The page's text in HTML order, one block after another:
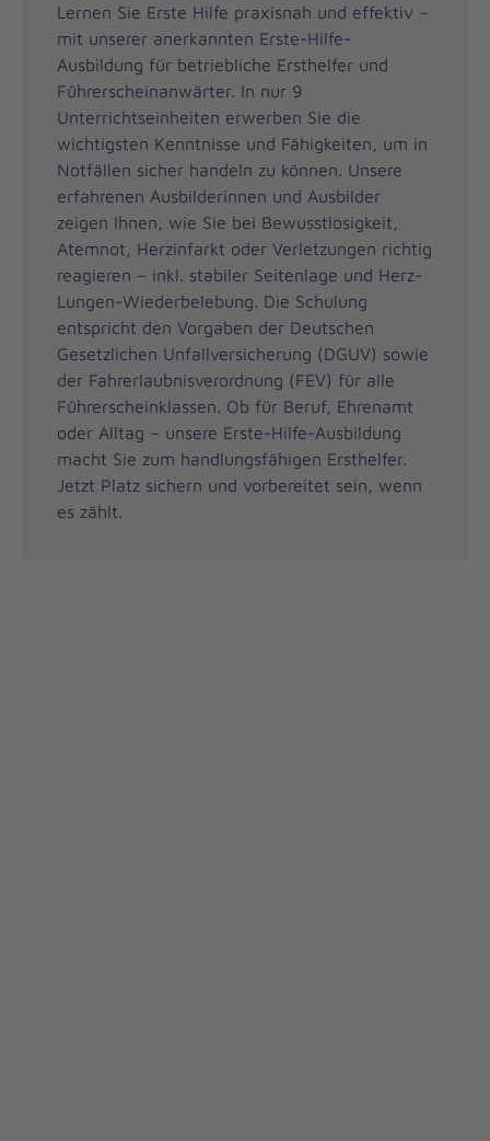
Lernen Sie Erste Hilfe praxisnah und effektiv –
mit unserer anerkannten Erste-Hilfe-
Ausbildung für betriebliche Ersthelfer und
Führerscheinanwärter. In nur 9
Unterrichtseinheiten erwerben Sie die
wichtigsten Kenntnisse und Fähigkeiten, um in
Notfällen sicher handeln zu können. Unsere
erfahrenen Ausbilderinnen und Ausbilder
zeigen Ihnen, wie Sie bei Bewusstlosigkeit,
Atemnot, Herzinfarkt oder Verletzungen richtig
reagieren – inkl. stabiler Seitenlage und Herz-
Lungen-Wiederbelebung. Die Schulung
entspricht den Vorgaben der Deutschen
Gesetzlichen Unfallversicherung (DGUV) sowie
der Fahrerlaubnisverordnung (FEV) für alle
Führerscheinklassen. Ob für Beruf, Ehrenamt
oder Alltag – unsere Erste-Hilfe-Ausbildung
macht Sie zum handlungsfähigen Ersthelfer.
Jetzt Platz sichern und vorbereitet sein, wenn
es zählt.